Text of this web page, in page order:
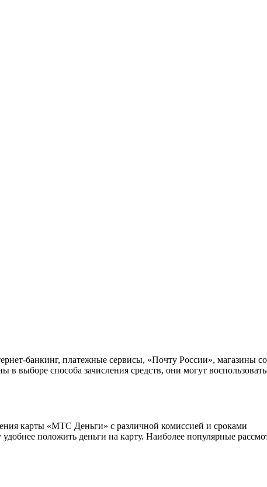
банкинг, платежные сервисы, «Почту России», магазины
выборе способа зачисления средств, они могут
карты «МТС Деньги» с различной комиссией и сроками
положить деньги на карту. Наиболее популярные